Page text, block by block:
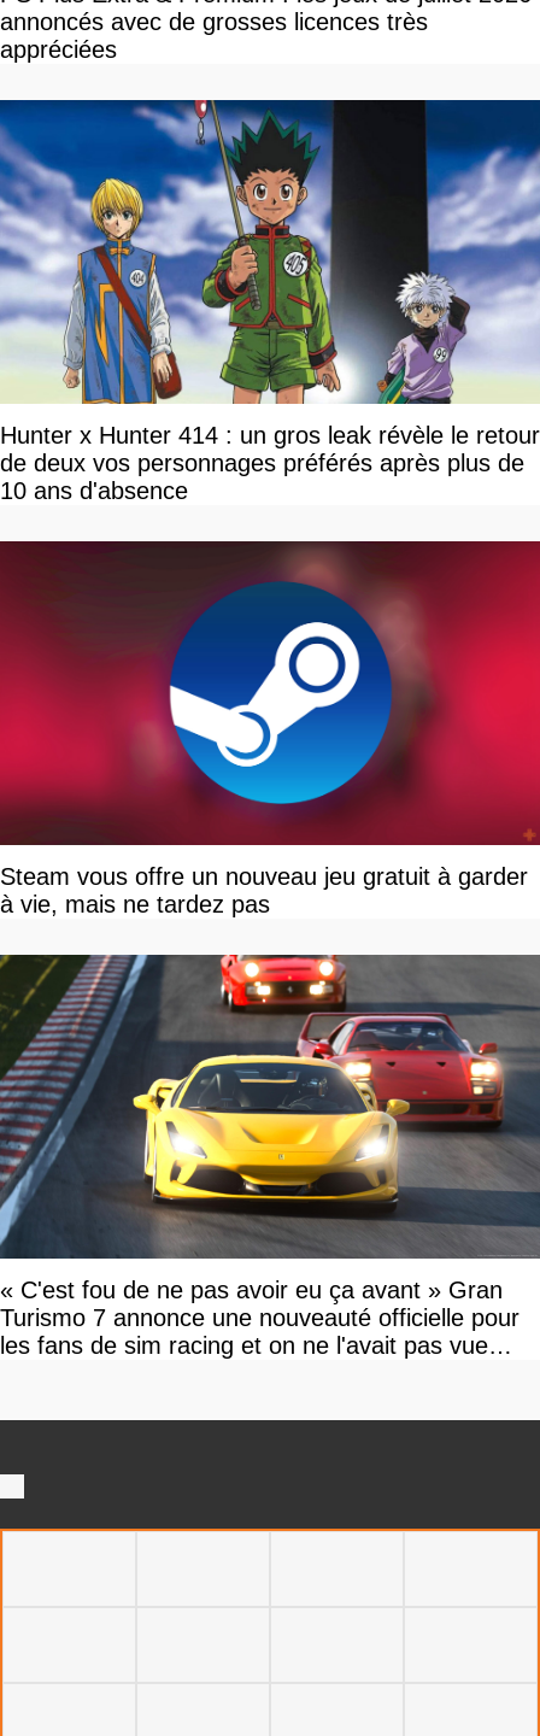
annoncés avec de grosses licences très
appréciées
Hunter x Hunter 414 : un gros leak révèle le retour
de deux vos personnages préférés après plus de
10 ans d'absence
Steam vous offre un nouveau jeu gratuit à garder
à vie, mais ne tardez pas
« C'est fou de ne pas avoir eu ça avant » Gran
Turismo 7 annonce une nouveauté officielle pour
les fans de sim racing et on ne l'avait pas vue